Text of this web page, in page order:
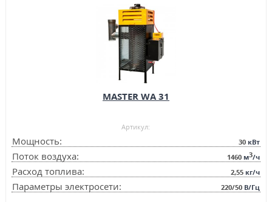
MASTER WA 31
Артикул:
Мощность: 30 кВт
Поток воздуха: 1460 м3/ч
Расход топлива: 2,55 кг/ч
Параметры электросети: 220/50 В/Гц